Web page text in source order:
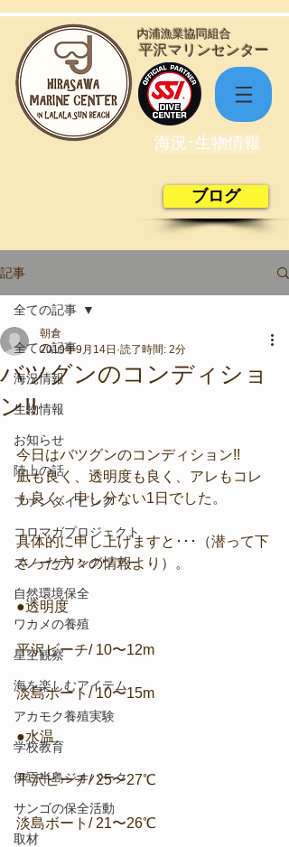
​平沢マリンセンター
​内浦漁業協同組合
海況･生物情報
ブログ
記事
全ての記事
海況情報
生物情報
お知らせ
陸上の話
ファンダイビング
コロマガプロジェクト
スノーケリングツアー
自然環境保全
ワカメの養殖
星空観察
海を楽しむアイテム
アカモク養殖実験
学校教育
伊豆半島ジオパーク
サンゴの保全活動
取材
全ての記事
バツグンのコンディショ
ン!!
朝倉
2019年9月14日 読了時間: 2分
今日はバツグンのコンディション!!
凪も良く、透明度も良く、アレもコレ
も良く、申し分ない1日でした。
具体的に申し上げますと･･･（潜って下
さった方々の情報より）。
●透明度
平沢ビーチ/ 10〜12m
淡島ボート/ 10〜15m
●水温
平沢ビーチ/ 25〜27℃
淡島ボート/ 21〜26℃